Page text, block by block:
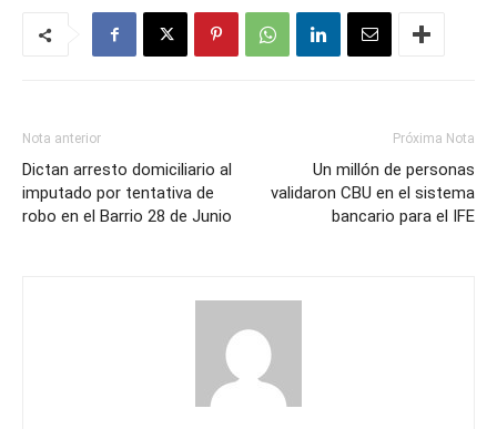
Nota anterior
Dictan arresto domiciliario al
imputado por tentativa de
robo en el Barrio 28 de Junio
Próxima Nota
Un millón de personas
validaron CBU en el sistema
bancario para el IFE